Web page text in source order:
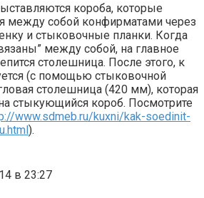
короба, которые
между собой конфирматами через
и стыковочные планки. Когда
между собой, на главное
столешница. После этого, к
(с помощью стыковочной
столешница (420 мм), которая
стыкующийся короб. Посмотрите
www.sdmeb.ru/kuxni/kak-soedinit-
).
в 23:27